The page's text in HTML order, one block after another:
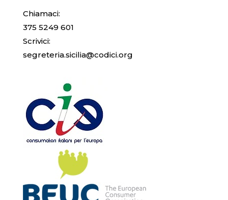
Chiamaci:
375 5249 601
Scrivici:
segreteria.sicilia@codici.org